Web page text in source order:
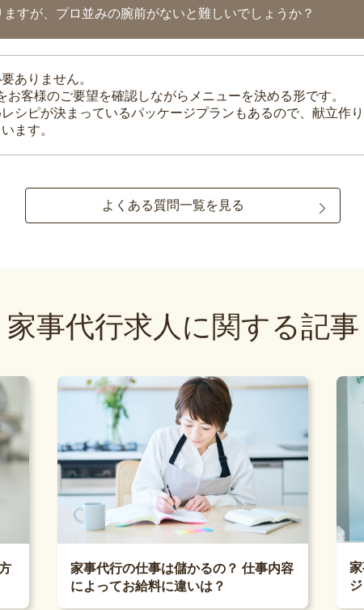
すが、プロ並みの腕前がないと難しいでしょうか？
ありません。
客様のご要望を確認しながらメニューを決める形です。
シピが決まっているパッケージプランもあるので、献立作
ます。
よくある質問一覧を見る
家事代行求人に関する記事
家事代行の仕事は儲かるの？ 仕事内容
によってお給料に違いは？